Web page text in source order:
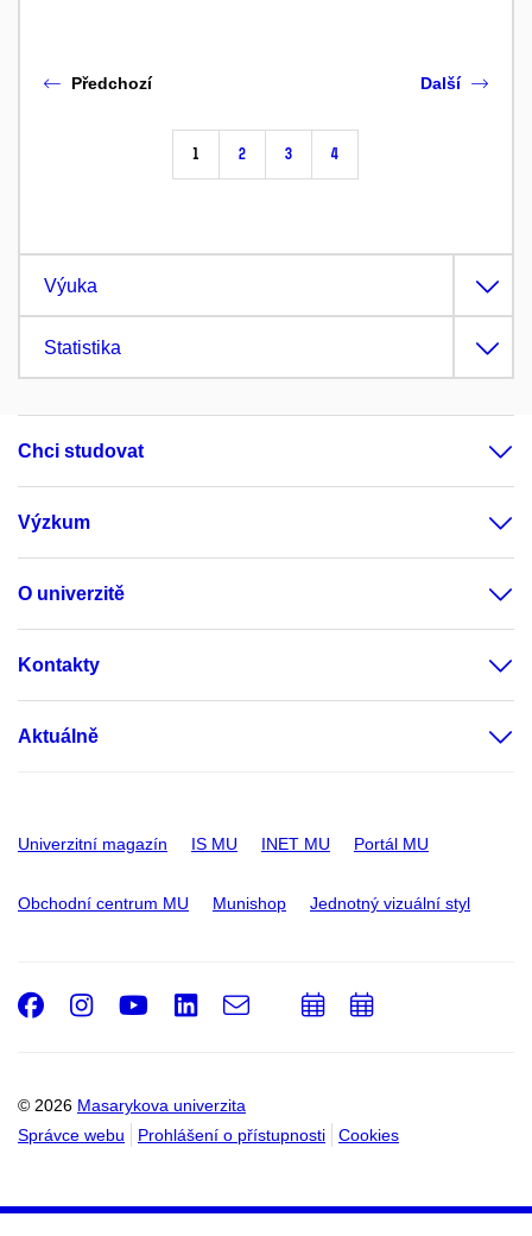
Předchozí
1 2 3 4
Další
Výuka
Statistika
Chci studovat
Výzkum
O univerzitě
Kontakty
Aktuálně
Univerzitní magazín IS MU INET MU Portál MU
Obchodní centrum MU Munishop Jednotný vizuální styl
© 2026 Masarykova univerzita
Správce webu
Prohlášení o přístupnosti Cookies
Facebook
Instagram
Youtube
LinkedIn
e-
PřidatPřidat